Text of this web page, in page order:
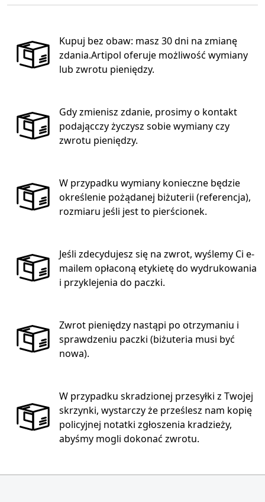
Kupuj bez obaw: masz 30 dni na zmianę
zdania.Artipol oferuje możliwość wymiany
lub zwrotu pieniędzy.
Gdy zmienisz zdanie, prosimy o kontakt
podającczy życzysz sobie wymiany czy
zwrotu pieniędzy.
W przypadku wymiany konieczne będzie
określenie pożądanej biżuterii (referencja),
rozmiaru jeśli jest to pierścionek.
Jeśli zdecydujesz się na zwrot, wyślemy Ci e-
mailem opłaconą etykietę do wydrukowania
i przyklejenia do paczki.
Zwrot pieniędzy nastąpi po otrzymaniu i
sprawdzeniu paczki (biżuteria musi być
nowa).
W przypadku skradzionej przesyłki z Twojej
skrzynki, wystarczy że prześlesz nam kopię
policyjnej notatki zgłoszenia kradzieży,
abyśmy mogli dokonać zwrotu.